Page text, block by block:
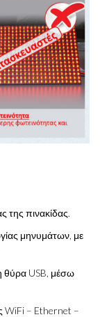
της πινακίδας.
μηνυμάτων, με
θύρα USB, μέσω
WiFi – Ethernet –